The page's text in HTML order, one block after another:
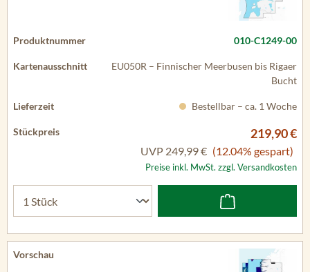
010-C1249-00
EU050R – Finnischer Meerbusen bis Rigaer
Bucht
Bestellbar – ca. 1 Woche
219,90 €
UVP 249,99 € (12.04% gespart)
Preise inkl. MwSt. zzgl. Versandkosten